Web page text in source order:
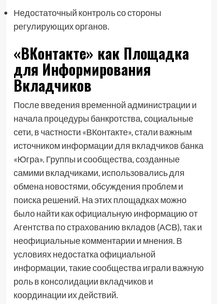
Недостаточный контроль со стороны
регулирующих органов.
«ВКонтакте» как Площадка
для Информирования
Вкладчиков
После введения временной администрации и
начала процедуры банкротства, социальные
сети, в частности «ВКонтакте», стали важным
источником информации для вкладчиков банка
«Югра». Группы и сообщества, созданные
самими вкладчиками, использовались для
обмена новостями, обсуждения проблем и
поиска решений. На этих площадках можно
было найти как официальную информацию от
Агентства по страхованию вкладов (АСВ), так и
неофициальные комментарии и мнения. В
условиях недостатка официальной
информации, такие сообщества играли важную
роль в консолидации вкладчиков и
координации их действий.